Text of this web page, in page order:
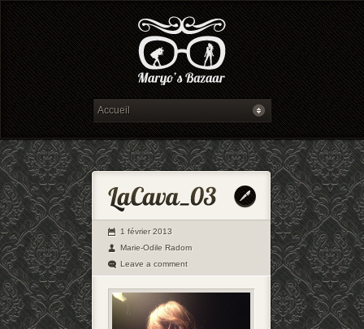
1 février 2013
Marie-Odile Radom
Leave a comment